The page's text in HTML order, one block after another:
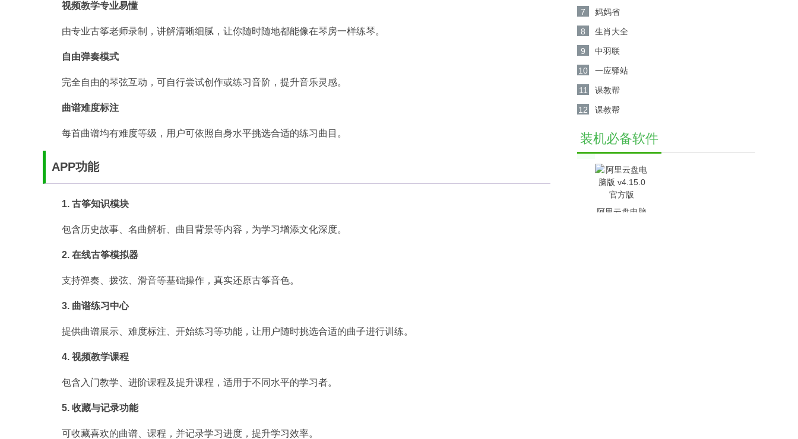
视频教学专业易懂
由专业古筝老师录制，讲解清晰细腻，让你随时随地都能像在琴房一样练琴。
自由弹奏模式
完全自由的琴弦互动，可自行尝试创作或练习音阶，提升音乐灵感。
曲谱难度标注
每首曲谱均有难度等级，用户可依照自身水平挑选合适的练习曲目。
APP功能
1. 古筝知识模块
包含历史故事、名曲解析、曲目背景等内容，为学习增添文化深度。
2. 在线古筝模拟器
支持弹奏、拨弦、滑音等基础操作，真实还原古筝音色。
3. 曲谱练习中心
提供曲谱展示、难度标注、开始练习等功能，让用户随时挑选合适的曲子进行训练。
4. 视频教学课程
包含入门教学、进阶课程及提升课程，适用于不同水平的学习者。
5. 收藏与记录功能
可收藏喜欢的曲谱、课程，并记录学习进度，提升学习效率。
7 妈妈省
8 生肖大全
9 中羽联
10 一应驿站
11 课教帮
12 课教帮
装机必备软件
阿里云盘电脑